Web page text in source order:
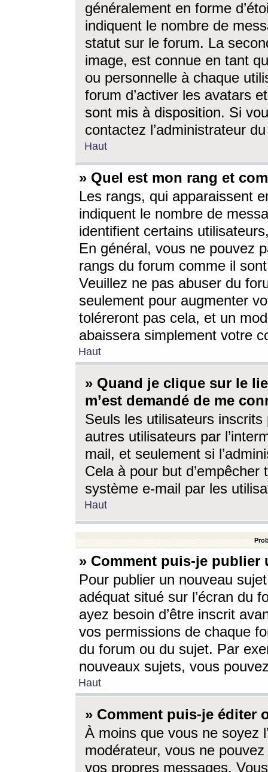
généralement en forme
indiquent le nombre de
statut sur le forum. La
image, est connue en tant
ou personnelle à chaque
forum d’activer les avatars
sont mis à disposition. Si
contactez l’administrateur
Haut
» Quel est mon rang et
Les rangs, qui apparaissent
indiquent le nombre de
identifient certains
En général, vous ne pouvez
rangs du forum comme il
Veuillez ne pas abuser du
seulement pour augmenter
toléreront pas cela, et un
abaissera simplement votre
Haut
» Quand je clique sur le
m’est demandé de me
Seuls les utilisateurs
autres utilisateurs par
mail, et seulement si
Cela à pour but
système e-mail par les
Haut
» Comment puis-je
Pour publier un nouveau
adéquat situé sur l’écran du
ayez besoin d’être inscrit
vos permissions de chaque
du forum ou du sujet. Par
nouveaux sujets, vous
Haut
» Comment puis-je éditer
À moins que vous ne soyez
modérateur, vous ne
vos propres messages.